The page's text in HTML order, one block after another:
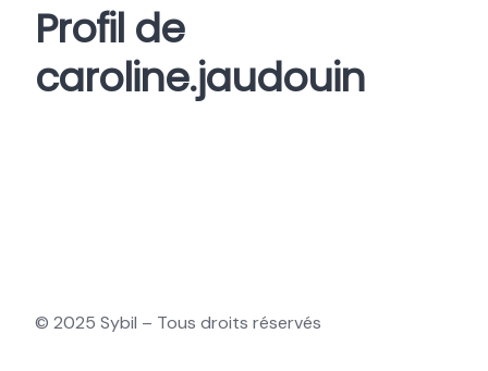
Profil de
caroline.jaudouin
© 2025 Sybil – Tous droits réservés